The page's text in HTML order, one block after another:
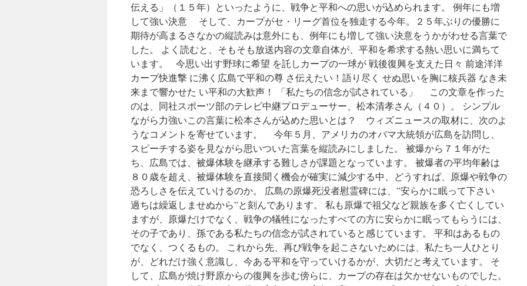
伝える」（１５年）といったように、戦争と平和への思いが込められます。 例年にも増
して強い決意 そして、カープがセ・リーグ首位を独走する今年。２５年ぶりの優勝に
期待が高まるさなかの縦読みは意外にも、例年にも増して強い決意をうかがわせる言葉で
した。 よく読むと、そもそも放送内容の文章自体が、平和を希求する熱い思いに満ちて
います。 今思い出す野球に希望 を託しカープの一球が 戦後復興を支えた日々 前途洋洋
カープ快進撃 に沸く広島で平和の尊 さ伝えたい！語り尽く せぬ思いを胸に核兵器 なき未
来まで響かせた い平和の大歓声！ 「私たちの信念が試されている」 この文章を作った
のは、同社スポーツ部のテレビ中継プロデューサー、松本清孝さん（４０）。 シンプル
ながら力強いこの言葉に松本さんが込めた思いとは？ ウィズニュースの取材に、次のよ
うなコメントを寄せています。 今年５月、アメリカのオバマ大統領が広島を訪問し、
スピーチする姿を見ながら思いついた言葉を縦読みにしました。 被爆から７１年がた
ち、広島では、被爆体験を継承する難しさが課題となっています。 被爆者の平均年齢は
８０歳を超え、被爆体験を直接聞く機会が確実に減少する中、どうすれば、原爆や戦争の
恐ろしさを伝えていけるのか。 広島の原爆死没者慰霊碑には、”安らかに眠って下さい
過ちは繰返しませぬから”と刻んであります。 私も原爆で祖父など親族を多く亡くしてい
ますが、原爆だけでなく、戦争の犠牲になったすべての方に安らかに眠ってもらうには、
その子であり、孫である私たちの信念が試されていると感じています。 平和はあるもの
でなく、つくるもの。 これから先、再び戦争を起こさないためには、私たち一人ひとり
が、どれだけ強く意識し、今ある平和を守っていけるかが、大切だと考えています。 そ
して、広島が焼け野原からの復興を歩む傍らに、カープの存在は欠かせないものでした。